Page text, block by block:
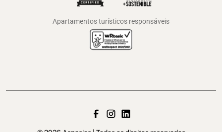
Apartamentos turísticos responsáveis